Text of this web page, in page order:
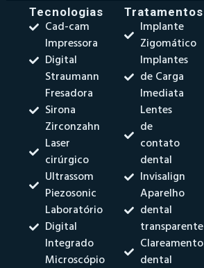
Tecnologias
Cad-cam
Impressora
Digital
Straumann
Fresadora
Sirona
Zirconzahn
Laser
cirúrgico
Ultrassom
Piezosonic
Laboratório
Digital
Integrado
Microscópio
Tratamentos
Implante
Zigomático
Implantes
de Carga
Imediata
Lentes
de
contato
dental
Invisalign
Aparelho
dental
transparente
Clareamento
dental